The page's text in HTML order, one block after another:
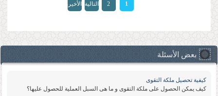
1
2 التالية الأخيرة
بعض الأسئلة
كیفیة تحصیل ملكة التقوى
كیف یمكن الحصول على ملكة التقوى و ما هی السبل العملیة للحصول علیها؟